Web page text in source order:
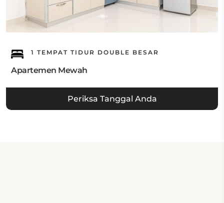
1 TEMPAT TIDUR DOUBLE BESAR
Apartemen Mewah
Periksa Tanggal Anda